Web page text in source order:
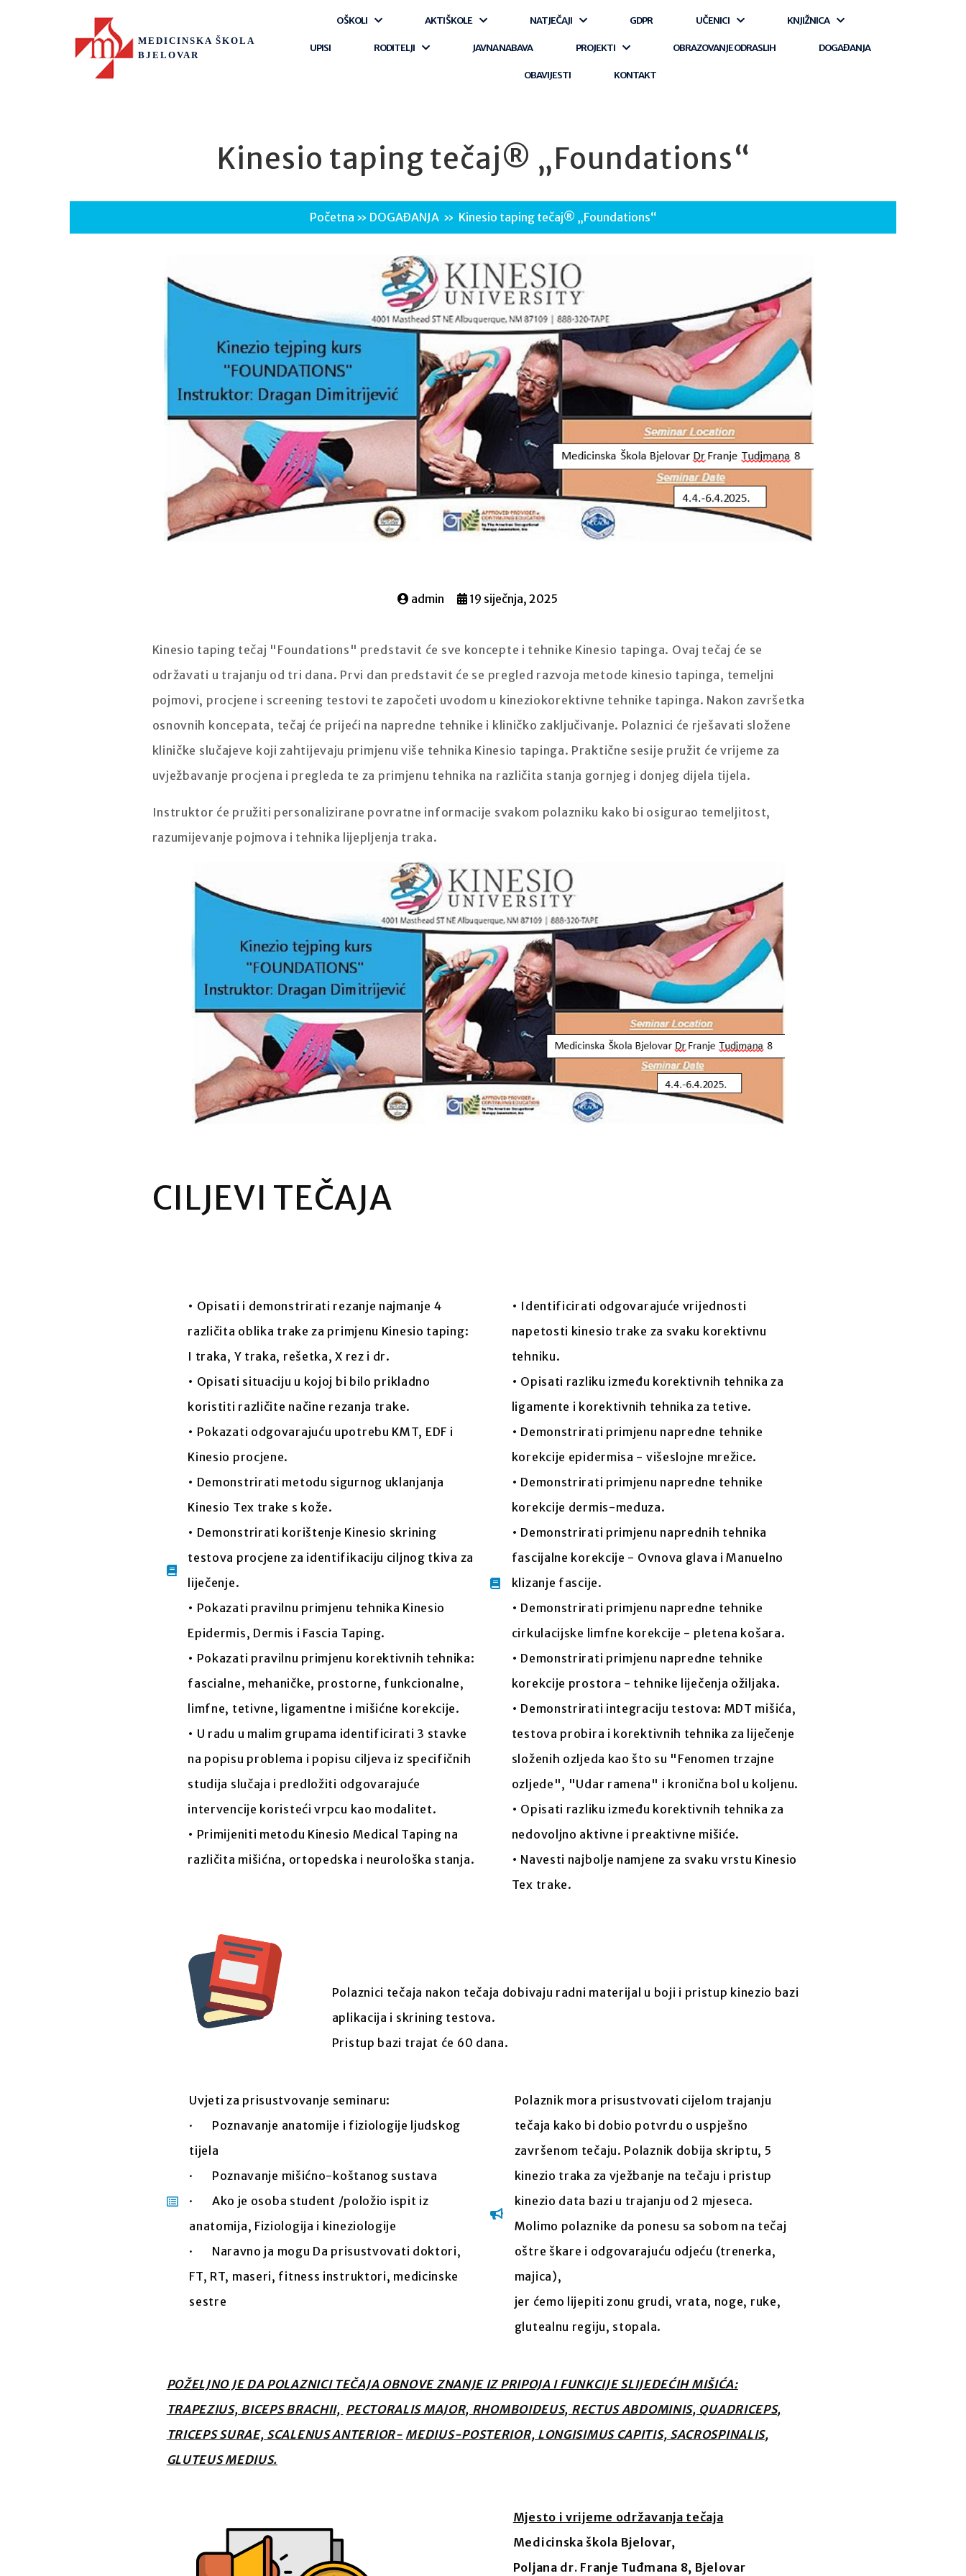
MEDICINSKA ŠKOLA
BJELOVAR
O ŠKOLI AKTI ŠKOLE NATJEČAJI GDPR UČENICI KNJIŽNICA
UPISI RODITELJI JAVNA NABAVA PROJEKTI OBRAZOVANJE ODRASLIH DOGAĐANJA
OBAVIJESTI KONTAKT
Kinesio taping tečaj® „Foundations“
Početna » DOGAĐANJA » Kinesio taping tečaj® „Foundations“
admin 19 siječnja, 2025
Kinesio taping tečaj "Foundations" predstavit će sve koncepte i tehnike Kinesio tapinga. Ovaj tečaj će se
održavati u trajanju od tri dana. Prvi dan predstavit će se pregled razvoja metode kinesio tapinga, temeljni
pojmovi, procjene i screening testovi te započeti uvodom u kineziokorektivne tehnike tapinga. Nakon završetka
osnovnih koncepata, tečaj će prijeći na napredne tehnike i kliničko zaključivanje. Polaznici će rješavati složene
kliničke slučajeve koji zahtijevaju primjenu više tehnika Kinesio tapinga. Praktične sesije pružit će vrijeme za
uvježbavanje procjena i pregleda te za primjenu tehnika na različita stanja gornjeg i donjeg dijela tijela.
Instruktor će pružiti personalizirane povratne informacije svakom polazniku kako bi osigurao temeljitost,
razumijevanje pojmova i tehnika lijepljenja traka.
CILJEVI TEČAJA
• Opisati i demonstrirati rezanje najmanje 4
različita oblika trake za primjenu Kinesio taping:
I traka, Y traka, rešetka, X rez i dr.
• Opisati situaciju u kojoj bi bilo prikladno
koristiti različite načine rezanja trake.
• Pokazati odgovarajuću upotrebu KMT, EDF i
Kinesio procjene.
• Demonstrirati metodu sigurnog uklanjanja
Kinesio Tex trake s kože.
• Demonstrirati korištenje Kinesio skrining
testova procjene za identifikaciju ciljnog tkiva za
liječenje.
• Pokazati pravilnu primjenu tehnika Kinesio
Epidermis, Dermis i Fascia Taping.
• Pokazati pravilnu primjenu korektivnih tehnika:
fascialne, mehaničke, prostorne, funkcionalne,
limfne, tetivne, ligamentne i mišićne korekcije.
• U radu u malim grupama identificirati 3 stavke
na popisu problema i popisu ciljeva iz specifičnih
studija slučaja i predložiti odgovarajuće
intervencije koristeći vrpcu kao modalitet.
• Primijeniti metodu Kinesio Medical Taping na
različita mišićna, ortopedska i neurološka stanja.
• Identificirati odgovarajuće vrijednosti
napetosti kinesio trake za svaku korektivnu
tehniku.
• Opisati razliku između korektivnih tehnika za
ligamente i korektivnih tehnika za tetive.
• Demonstrirati primjenu napredne tehnike
korekcije epidermisa - višeslojne mrežice.
• Demonstrirati primjenu napredne tehnike
korekcije dermis-meduza.
• Demonstrirati primjenu naprednih tehnika
fascijalne korekcije - Ovnova glava i Manuelno
klizanje fascije.
• Demonstrirati primjenu napredne tehnike
cirkulacijske limfne korekcije - pletena košara.
• Demonstrirati primjenu napredne tehnike
korekcije prostora - tehnike liječenja ožiljaka.
• Demonstrirati integraciju testova: MDT mišića,
testova probira i korektivnih tehnika za liječenje
složenih ozljeda kao što su "Fenomen trzajne
ozljede", "Udar ramena" i kronična bol u koljenu.
• Opisati razliku između korektivnih tehnika za
nedovoljno aktivne i preaktivne mišiće.
• Navesti najbolje namjene za svaku vrstu Kinesio
Tex trake.
Polaznici tečaja nakon tečaja dobivaju radni materijal u boji i pristup kinezio bazi
aplikacija i skrining testova.
Pristup bazi trajat će 60 dana.
Uvjeti za prisustvovanje seminaru:
· Poznavanje anatomije i fiziologije ljudskog
tijela
· Poznavanje mišićno-koštanog sustava
· Ako je osoba student /položio ispit iz
anatomija, Fiziologija i kineziologije
· Naravno ja mogu Da prisustvovati doktori,
FT, RT, maseri, fitness instruktori, medicinske
sestre
Polaznik mora prisustvovati cijelom trajanju
tečaja kako bi dobio potvrdu o uspješno
završenom tečaju. Polaznik dobija skriptu, 5
kinezio traka za vježbanje na tečaju i pristup
kinezio data bazi u trajanju od 2 mjeseca.
Molimo polaznike da ponesu sa sobom na tečaj
oštre škare i odgovarajuću odjeću (trenerka,
majica),
jer ćemo lijepiti zonu grudi, vrata, noge, ruke,
glutealnu regiju, stopala.
POŽELJNO JE DA POLAZNICI TEČAJA OBNOVE ZNANJE IZ PRIPOJA I FUNKCIJE SLIJEDEĆIH MIŠIĆA:
TRAPEZIUS, BICEPS BRACHII, PECTORALIS MAJOR, RHOMBOIDEUS, RECTUS ABDOMINIS, QUADRICEPS,
TRICEPS SURAE, SCALENUS ANTERIOR- MEDIUS-POSTERIOR, LONGISIMUS CAPITIS, SACROSPINALIS,
GLUTEUS MEDIUS.
Mjesto i vrijeme održavanja tečaja
Medicinska škola Bjelovar,
Poljana dr. Franje Tuđmana 8, Bjelovar